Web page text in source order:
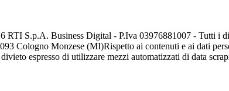
RTI S.p.A. Business Digital - P.Iva 03976881007 - Tutti i
Cologno Monzese (MI)Rispetto ai contenuti e ai dati
espresso di utilizzare mezzi automatizzati di data